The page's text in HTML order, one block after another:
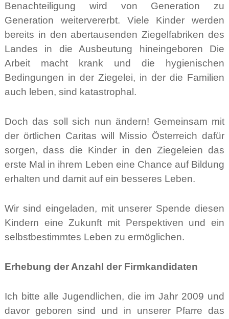
Benachteiligung wird von Generation zu
Generation weitervererbt. Viele Kinder werden
bereits in den abertausenden Ziegelfabriken des
Landes in die Ausbeutung hineingeboren Die
Arbeit macht krank und die hygienischen
Bedingungen in der Ziegelei, in der die Familien
auch leben, sind katastrophal.
Doch das soll sich nun ändern! Gemeinsam mit
der örtlichen Caritas will Missio Österreich dafür
sorgen, dass die Kinder in den Ziegeleien das
erste Mal in ihrem Leben eine Chance auf Bildung
erhalten und damit auf ein besseres Leben.
Wir sind eingeladen, mit unserer Spende diesen
Kindern eine Zukunft mit Perspektiven und ein
selbstbestimmtes Leben zu ermöglichen.
Erhebung der Anzahl der Firmkandidaten
Ich bitte alle Jugendlichen, die im Jahr 2009 und
davor geboren sind und in unserer Pfarre das